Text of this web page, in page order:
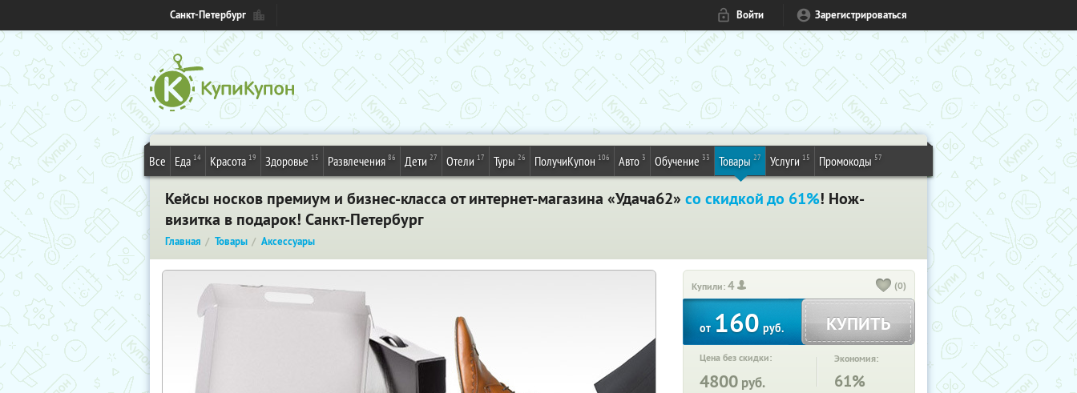
Санкт-Петербург Войти Зарегистрироваться
Все Еда 14 Красота 19 Здоровье 15 Развлечения 86 Дети 27 Отели 17 Туры 26 ПолучиКупон 106 Авто 3 Обучение 33 Товары 27 Услуги 15 Промокоды 57
Кейсы носков премиум и бизнес-класса от интернет-магазина «Удача62» со скидкой до 61%! Нож-
визитка в подарок! Санкт-Петербург
Главная Товары Аксессуары
Купили:4 (0)
от160руб. КУПИТЬ
Цена без скидки:
4800 руб.
Экономия:
61%